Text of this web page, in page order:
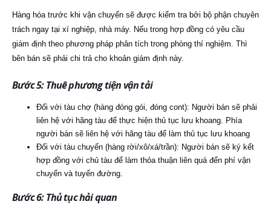
Hàng hóa trước khi vận chuyển sẽ được kiểm tra bởi bộ phận chuyên
trách ngay tại xí nghiệp, nhà máy. Nếu trong hợp đồng có yêu cầu
giám định theo phương pháp phân tích trong phòng thí nghiệm. Thì
bên bán sẽ phải chi trả cho khoản giám định này.
Bước 5: Thuê phương tiện vận tải
Đối với tàu chợ (hàng đóng gói, đóng cont): Người bán sẽ phải
liên hệ với hãng tàu để thực hiện thủ tục lưu khoang. Phía
người bán sẽ liên hệ với hãng tàu để làm thủ tục lưu khoang
Đối với tàu chuyến (hàng rời/xô/xá/trần): Người bán sẽ ký kết
hợp đồng với chủ tàu để làm thỏa thuận liên quá đến phí vận
chuyển và tuyến đường.
Bước 6: Thủ tục hải quan